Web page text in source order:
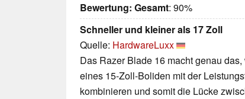
Bewertung: Gesamt: 90%
Schneller und kleiner als 17 Zoll
Quelle: HardwareLuxx
Das Razer Blade 16 macht genau
eines 15-Zoll-Boliden mit der
kombinieren und somit die Lücke